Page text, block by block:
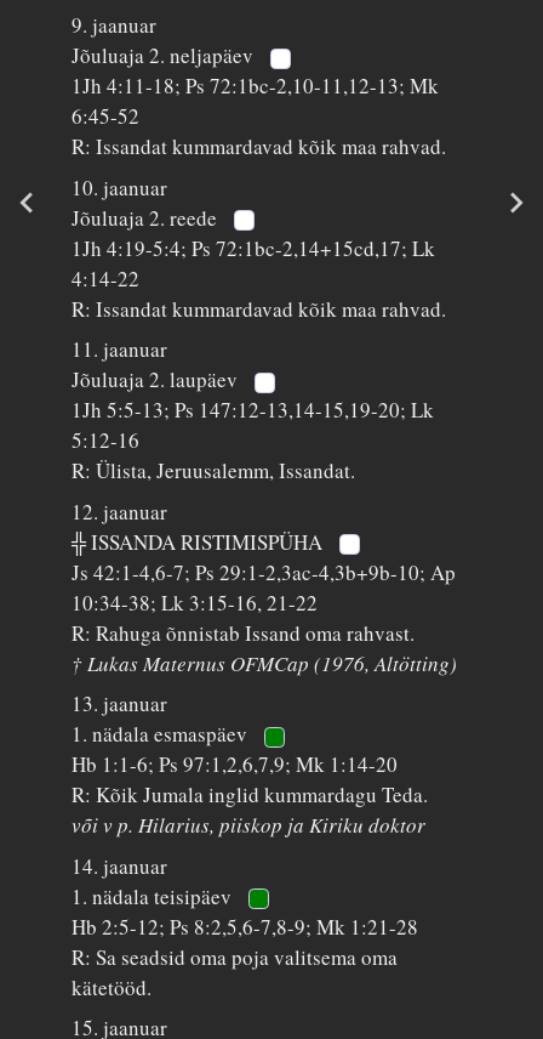
9. jaanuar
Jõuluaja 2. neljapäev
1Jh 4:11-18; Ps 72:1bc-2,10-11,12-13; Mk
6:45-52
R: Issandat kummardavad kõik maa rahvad.
10. jaanuar
Jõuluaja 2. reede
1Jh 4:19-5:4; Ps 72:1bc-2,14+15cd,17; Lk
4:14-22
R: Issandat kummardavad kõik maa rahvad.
11. jaanuar
Jõuluaja 2. laupäev
1Jh 5:5-13; Ps 147:12-13,14-15,19-20; Lk
5:12-16
R: Ülista, Jeruusalemm, Issandat.
12. jaanuar
╬ ISSANDA RISTIMISPÜHA
Js 42:1-4,6-7; Ps 29:1-2,3ac-4,3b+9b-10; Ap
10:34-38; Lk 3:15-16, 21-22
R: Rahuga õnnistab Issand oma rahvast.
† Lukas Maternus OFMCap (1976, Altötting)
13. jaanuar
1. nädala esmaspäev
Hb 1:1-6; Ps 97:1,2,6,7,9; Mk 1:14-20
R: Kõik Jumala inglid kummardagu Teda.
või v p. Hilarius, piiskop ja Kiriku doktor
14. jaanuar
1. nädala teisipäev
Hb 2:5-12; Ps 8:2,5,6-7,8-9; Mk 1:21-28
R: Sa seadsid oma poja valitsema oma
kätetööd.
15. jaanuar